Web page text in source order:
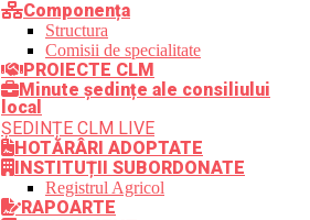
Componența
Structura
Comisii de specialitate
PROIECTE CLM
Minute ședințe ale consiliului
local
ȘEDINȚE CLM LIVE
HOTĂRÂRI ADOPTATE
INSTITUȚII SUBORDONATE
Registrul Agricol
RAPOARTE